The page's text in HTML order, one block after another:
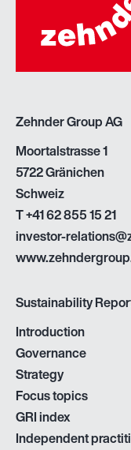
Zehnder Group AG
Moortalstrasse 1
5722 Gränichen
Schweiz
T+41 62 855 15 21
investor-
Sustainability
Introduction
Governance
Strategy
Focus topics
GRI index
Independent